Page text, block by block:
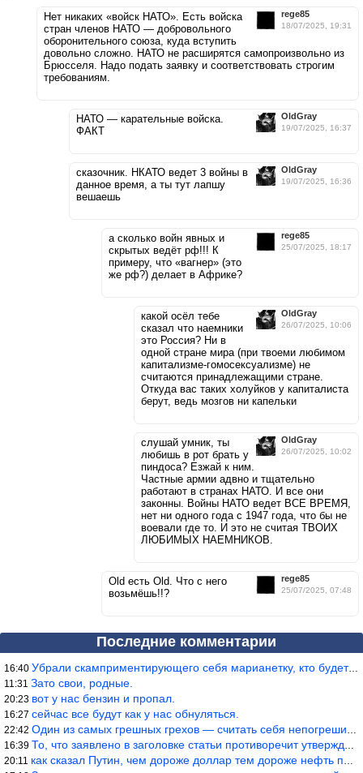
rege85
18/07/2025, 19:31
Нет никаких «войск НАТО». Есть войска
стран членов НАТО — добровольного
оборонительного союза, куда вступить
довольно сложно. НАТО не расширятся самопроизвольно из
Брюсселя. Надо подать заявку и соответствовать строгим
требованиям.
OldGray
19/07/2025, 16:37
НАТО — карательные войска.
ФАКТ
OldGray
19/07/2025, 16:36
сказочник. НКАТО ведет 3 войны в
данное время, а ты тут лапшу
вешаешь
rege85
25/07/2025, 18:17
а сколько войн явных и
скрытых ведёт рф!!! К
примеру, что «вагнер» (это
же рф?) делает в Африке?
OldGray
26/07/2025, 10:06
какой осёл тебе
сказал что наемники
это Россия? Ни в
одной стране мира (при твоеми любимом
капитализме-гомосексуализме) не
считаются принадлежащими стране.
Откуда вас таких холуйков у капиталиста
берут, ведь мозгов ни капельки
OldGray
26/07/2025, 10:02
слушай умник, ты
любишь в рот брать у
пиндоса? Езжай к ним.
Частные армии адвно и тщательно
работают в странах НАТО. И все они
законны. Войны НАТО ведет ВСЕ ВРЕМЯ,
нет ни одного года с 1947 года, что бы не
воевали где то. И это не считая ТВОИХ
ЛЮБИМЫХ НАЕМНИКОВ.
rege85
25/07/2025, 07:48
Old есть Old. Что с него
возьмёшь!!?
Последние комментарии
16:40 Убрали скамприментирующего себя марианетку, кто будет следующим…
11:31 Зато свои, родные.
20:23 вот у нас бензин и пропал.
16:27 сейчас все будут как у нас обнуляться.
22:42 Один из самых грешных грехов — считать себя непогрешимым.
16:39 То, что заявлено в заголовке статьи противоречит утверждению &qu
20:11 как сказал Путин, чем дороже доллар тем дороже нефть продадим.